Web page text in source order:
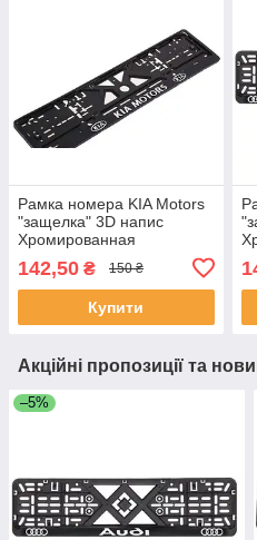
Рамка номера KIA Motors
"защелка" 3D напис
Хромированная
морозостойкий)
142,50 ₴ 150 ₴
Купити
Акційні пропозиції та
–5%